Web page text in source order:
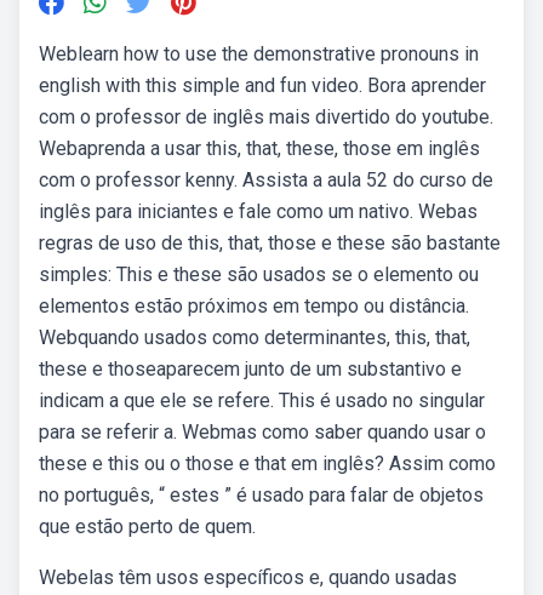
Weblearn how to use the demonstrative pronouns in
english with this simple and fun video. Bora aprender
com o professor de inglês mais divertido do youtube.
Webaprenda a usar this, that, these, those em inglês
com o professor kenny. Assista a aula 52 do curso de
inglês para iniciantes e fale como um nativo. Webas
regras de uso de this, that, those e these são bastante
simples: This e these são usados se o elemento ou
elementos estão próximos em tempo ou distância.
Webquando usados como determinantes, this, that,
these e thoseaparecem junto de um substantivo e
indicam a que ele se refere. This é usado no singular
para se referir a. Webmas como saber quando usar o
these e this ou o those e that em inglês? Assim como
no português, “ estes ” é usado para falar de objetos
que estão perto de quem.
Webelas têm usos específicos e, quando usadas